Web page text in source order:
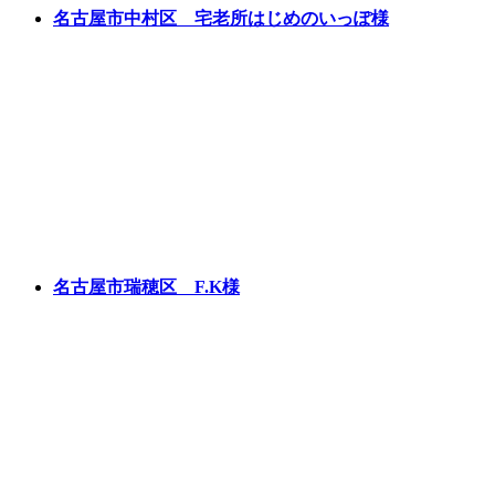
名古屋市中村区 宅老所はじめのいっぽ様
名古屋市瑞穂区 F.K様